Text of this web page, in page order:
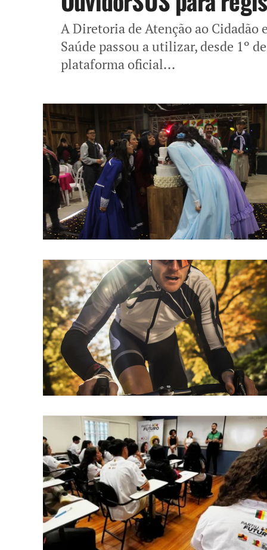
A Diretoria de Atenção ao
Saúde passou a utilizar, desde 1º
plataforma oficial...